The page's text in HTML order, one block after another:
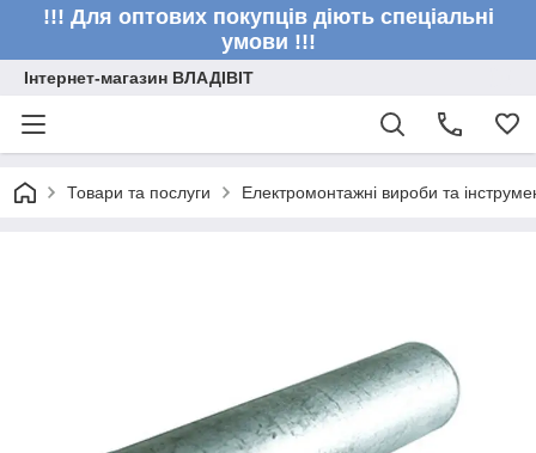
!!! Для оптових покупців діють спеціальні
умови !!!
Інтернет-магазин ВЛАДІВІТ
Товари та послуги Електромонтажні вироби та